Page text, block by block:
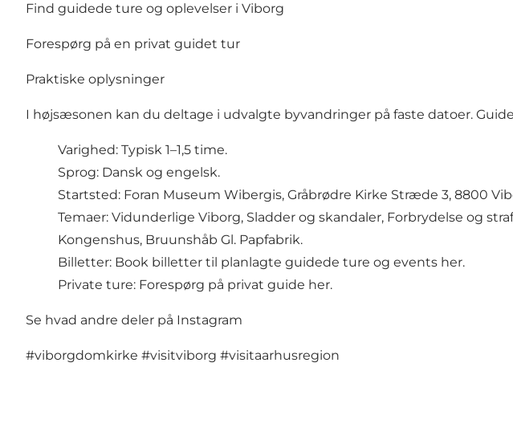
Find guidede ture og oplevelser i Viborg
Forespørg på en privat guidet tur
Praktiske oplysninger
I højsæsonen kan du deltage i udvalgte byvandringer på faste datoer.
Varighed: Typisk 1–1,5 time.
Sprog: Dansk og engelsk.
Startsted: Foran Museum Wibergis, Gråbrødre Kirke Stræde 3, 8800
Temaer: Vidunderlige Viborg, Sladder og skandaler, Forbrydelse og
Kongenshus, Bruunshåb Gl. Papfabrik.
Billetter: Book billetter til planlagte guidede ture og events her.
Private ture: Forespørg på privat guide her.
Se hvad andre deler på Instagram
#viborgdomkirke #visitviborg #visitaarhusregion